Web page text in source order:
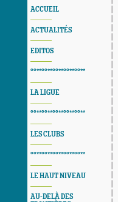
ACCUEIL
ACTUALITÉS
EDITOS
°°**°°**°°**°°**°°**
LA LIGUE
°°**°°**°°**°°**°°**
LES CLUBS
°°**°°**°°**°°**°°**
LE HAUT NIVEAU
AU-DELÀ DES